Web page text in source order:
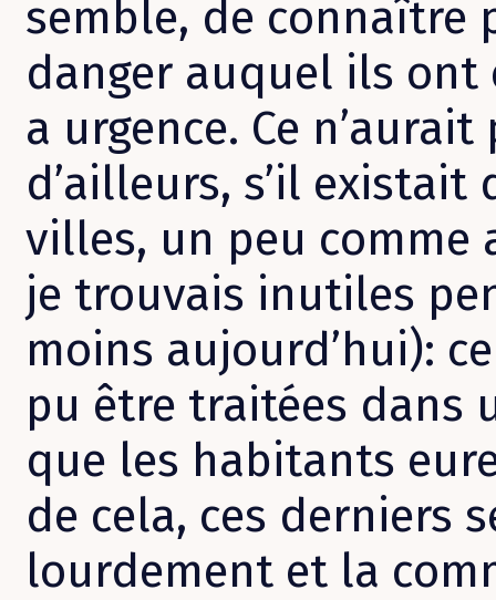
semble, de connaître
danger auquel ils ont
a urgence. Ce
d’ailleurs, s’il existait
villes, un peu comme
je trouvais inutiles
moins aujourd’hui):
pu être traitées dans
que les habitants
de cela, ces derniers
lourdement et la